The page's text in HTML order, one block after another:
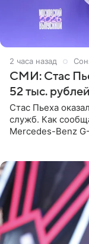
2 часа назад
СМИ: Стас
52 тыс.
Стас Пьеха
служб. Как
Mercedes-Benz